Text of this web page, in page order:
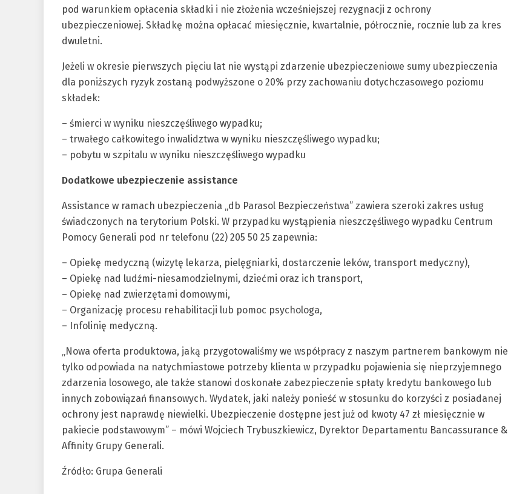
pod warunkiem opłacenia składki i nie złożenia wcześniejszej rezygnacji z ochrony
ubezpieczeniowej. Składkę można opłacać miesięcznie, kwartalnie, półrocznie, rocznie lub za kres
dwuletni.
Jeżeli w okresie pierwszych pięciu lat nie wystąpi zdarzenie ubezpieczeniowe sumy ubezpieczenia
dla poniższych ryzyk zostaną podwyższone o 20% przy zachowaniu dotychczasowego poziomu
składek:
– śmierci w wyniku nieszczęśliwego wypadku;
– trwałego całkowitego inwalidztwa w wyniku nieszczęśliwego wypadku;
– pobytu w szpitalu w wyniku nieszczęśliwego wypadku
Dodatkowe ubezpieczenie assistance
Assistance w ramach ubezpieczenia „db Parasol Bezpieczeństwa” zawiera szeroki zakres usług
świadczonych na terytorium Polski. W przypadku wystąpienia nieszczęśliwego wypadku Centrum
Pomocy Generali pod nr telefonu (22) 205 50 25 zapewnia:
– Opiekę medyczną (wizytę lekarza, pielęgniarki, dostarczenie leków, transport medyczny),
– Opiekę nad ludźmi-niesamodzielnymi, dziećmi oraz ich transport,
– Opiekę nad zwierzętami domowymi,
– Organizację procesu rehabilitacji lub pomoc psychologa,
– Infolinię medyczną.
„Nowa oferta produktowa, jaką przygotowaliśmy we współpracy z naszym partnerem bankowym nie
tylko odpowiada na natychmiastowe potrzeby klienta w przypadku pojawienia się nieprzyjemnego
zdarzenia losowego, ale także stanowi doskonałe zabezpieczenie spłaty kredytu bankowego lub
innych zobowiązań finansowych. Wydatek, jaki należy ponieść w stosunku do korzyści z posiadanej
ochrony jest naprawdę niewielki. Ubezpieczenie dostępne jest już od kwoty 47 zł miesięcznie w
pakiecie podstawowym” – mówi Wojciech Trybuszkiewicz, Dyrektor Departamentu Bancassurance &
Affinity Grupy Generali.
Źródło: Grupa Generali